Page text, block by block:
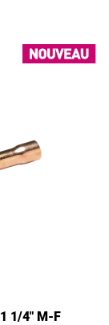
1/4" M-F